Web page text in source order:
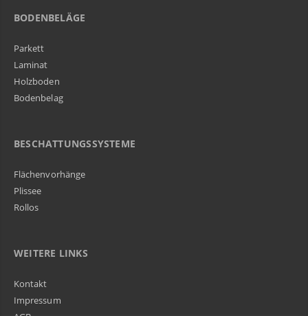
BODENBELÄGE
Parkett
Laminat
Holzboden
Bodenbelag
BESCHATTUNGSSYSTEME
Flächenvorhänge
Plissee
Rollos
WEITERE LINKS
Kontakt
Impressum